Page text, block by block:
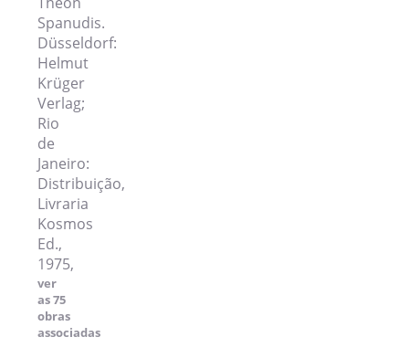
Spanudis.
Düsseldorf:
Helmut
Krüger
Verlag;
Rio
de
Janeiro:
Distribuição,
Livraria
Kosmos
Ed.,
1975,
ver
as 75
obras
associadas